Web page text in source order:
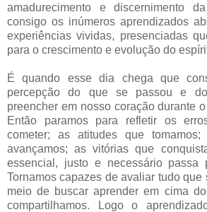
amadurecimento e discernimento
consigo os inúmeros aprendizados
experiências vividas, presenciadas
para o crescimento e evolução do
É quando esse dia chega que
percepção do que se passou e
preencher em nosso coração durante
Então paramos para refletir os
cometer; as atitudes que
avançamos; as vitórias que
essencial, justo e necessário passa
Tornamos capazes de avaliar tudo que
meio de buscar aprender em cima
compartilhamos. Logo o